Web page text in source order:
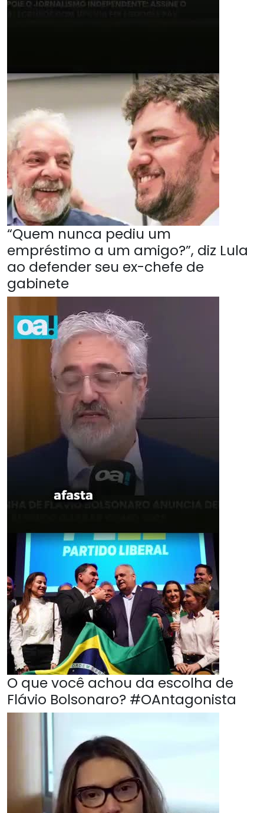
“Quem nunca pediu um
empréstimo a um amigo?”, diz Lula
ao defender seu ex-chefe de
gabinete
O que você achou da escolha de
Flávio Bolsonaro? #OAntagonista